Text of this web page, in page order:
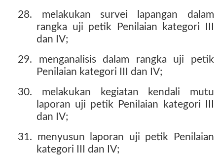
28. melakukan survei lapangan dalam
rangka uji petik Penilaian kategori III
dan IV;
29. menganalisis dalam rangka uji petik
Penilaian kategori III dan IV;
30. melakukan kegiatan kendali mutu
laporan uji petik Penilaian kategori III
dan IV;
31. menyusun laporan uji petik Penilaian
kategori III dan IV;